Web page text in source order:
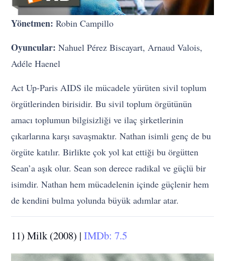
Yönetmen: Robin Campillo
Oyuncular: Nahuel Pérez Biscayart, Arnaud Valois,
Adéle Haenel
Act Up-Paris AIDS ile mücadele yürüten sivil toplum
örgütlerinden birisidir. Bu sivil toplum örgütünün
amacı toplumun bilgisizliği ve ilaç şirketlerinin
çıkarlarına karşı savaşmaktır. Nathan isimli genç de bu
örgüte katılır. Birlikte çok yol kat ettiği bu örgütten
Sean’a aşık olur. Sean son derece radikal ve güçlü bir
isimdir. Nathan hem mücadelenin içinde güçlenir hem
de kendini bulma yolunda büyük adımlar atar.
11) Milk (2008) |IMDb: 7.5